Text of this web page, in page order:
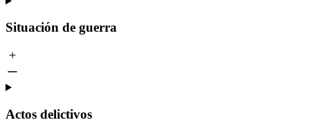
Situación de guerra
Actos delictivos